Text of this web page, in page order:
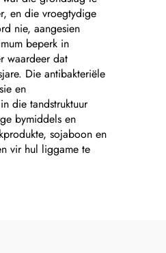
en die vroegtydige
nie, aangesien
beperk in
waardeer dat
Die antibakteriële
en
die tandstruktuur
bymiddels en
sojaboon en
vir hul liggame te